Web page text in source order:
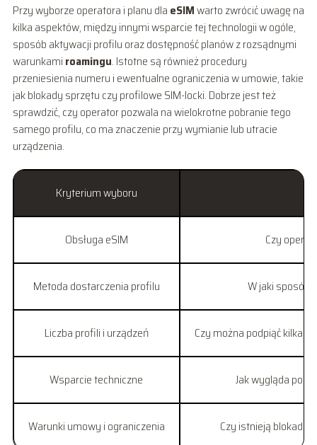
Przy wyborze operatora i planu dla eSIMwarto zwrócić uwagę na
kilka aspektów, między innymi wsparcie tej technologii w ogóle,
sposób aktywacji profilu oraz dostępność planów z rozsądnymi
warunkami roamingu. Istotne są również procedury
przeniesienia numeru i ewentualne ograniczenia w umowie, takie
jak blokady sprzętu czy profilowe SIM-locki. Dobrze jest też
sprawdzić, czy operator pozwala na wielokrotne pobranie tego
samego profilu, co ma znaczenie przy wymianie lub utracie
urządzenia.
Kryterium wyboru
Obsługa eSIM Czy
Metoda dostarczenia profilu W jaki sposób
Liczba profili i urządzeń Czy można podpiąć kilka
Wsparcie techniczne Jak wygląda
Warunki umowy i ograniczenia Czy istnieją blokady